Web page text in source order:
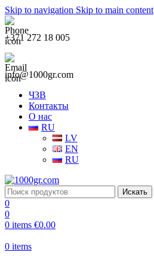
Skip to navigation Skip to main content
+371 272 18 005
info@1000gr.com
ЧЗВ
Контакты
О нас
RU
LV
EN
RU
Искать
0
0
0 items €0.00
0 items